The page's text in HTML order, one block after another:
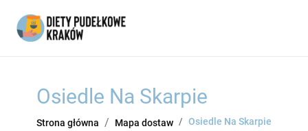
Osiedle Na Skarpie
Strona główna Mapa dostaw Osiedle Na Skarpie